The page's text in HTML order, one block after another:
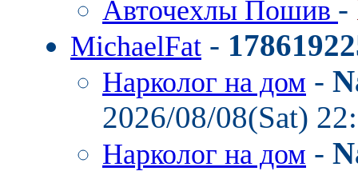
Авточехлы Пошив -
MichaelFat -
Нарколог на дом -
2026/08/08(Sat)
Нарколог на дом -